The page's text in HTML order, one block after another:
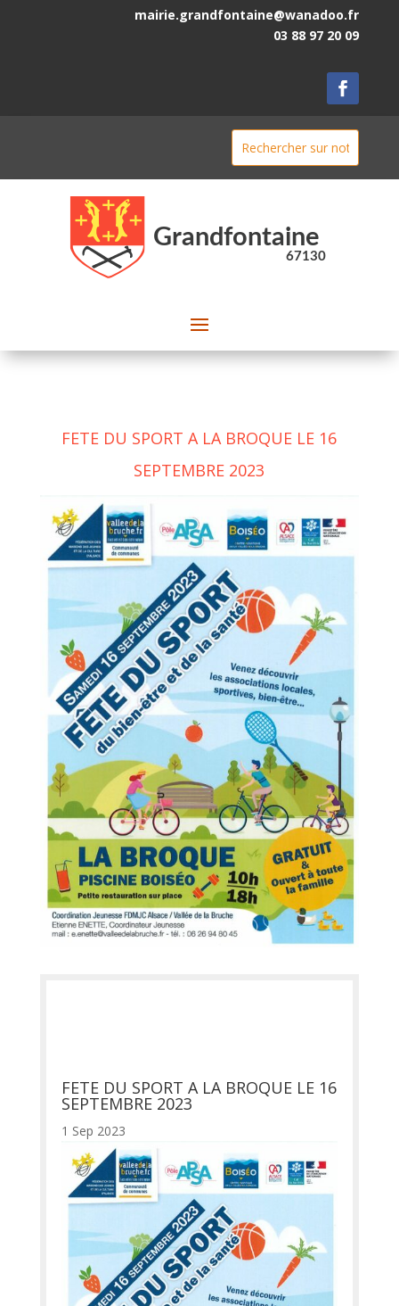
mairie.grandfontaine@wanadoo.fr
03 88 97 20 09
FETE DU SPORT A LA BROQUE LE 16
SEPTEMBRE 2023
FETE DU SPORT A LA BROQUE LE 16
SEPTEMBRE 2023
1 Sep 2023